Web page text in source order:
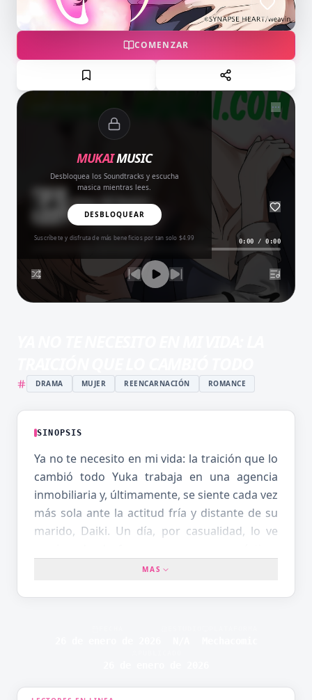
COMENZAR
MUKAIMUSIC
Desbloquea los Soundtracks y escucha
masica mientras lees.
DESBLOQUEAR
Suscríbete y disfruta de más beneficios por tan solo $4.99
Amor del Bueno
BALADA
0:00 /0:00
DRAMA MUJER REENCARNACIÓN ROMANCE
SINOPSIS
Ya no te necesito en mi vida: la traición que lo
cambió todo Yuka trabaja en una agencia
inmobiliaria y, últimamente, se siente cada vez
más sola ante la actitud fría y distante de su
marido, Daiki. Un día, por casualidad, lo ve
con una compañera más joven de su
MAS